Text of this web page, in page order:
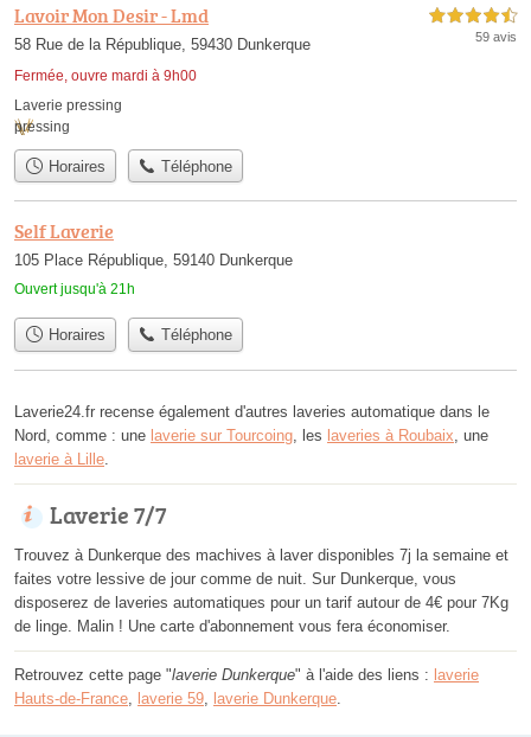
Lavoir Mon Desir - Lmd
58 Rue de la République, 59430 Dunkerque
Fermée, ouvre mardi à 9h00
4,5 étoiles sur 5
59 avis
Laverie pressing
pressing
Horaires Téléphone
Self Laverie
105 Place République, 59140 Dunkerque
Ouvert jusqu'à 21h
Horaires Téléphone
Laverie24.fr recense également d'autres laveries automatique dans le
Nord, comme : une laverie sur Tourcoing , les laveries à Roubaix , une
laverie à Lille
Laverie 7/7
Trouvez à Dunkerque des machives à laver disponibles 7j la semaine et
faites votre lessive de jour comme de nuit. Sur Dunkerque, vous
disposerez de laveries automatiques pour un tarif autour de 4€ pour 7Kg
de linge. Malin ! Une carte d'abonnement vous fera économiser.
Retrouvez cette page "laverie Dunkerque" à l'aide des liens : laverie
Hauts-de-France laverie 59 laverie Dunkerque